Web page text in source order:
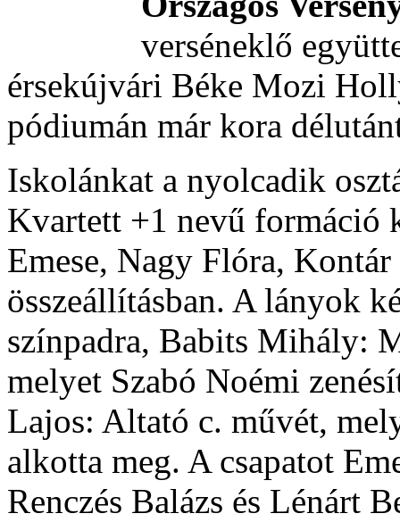
verséneklő
érsekújvári Béke Mozi
pódiumán már kora
Iskolánkat a nyolcadik
Kvartett +1 nevű formáció
Emese, Nagy Flóra,
összeállításban. A lányok
színpadra, Babits Mihály:
melyet Szabó Noémi
Lajos: Altató c. művét,
alkotta meg. A csapatot
Renczés Balázs és Lénárt